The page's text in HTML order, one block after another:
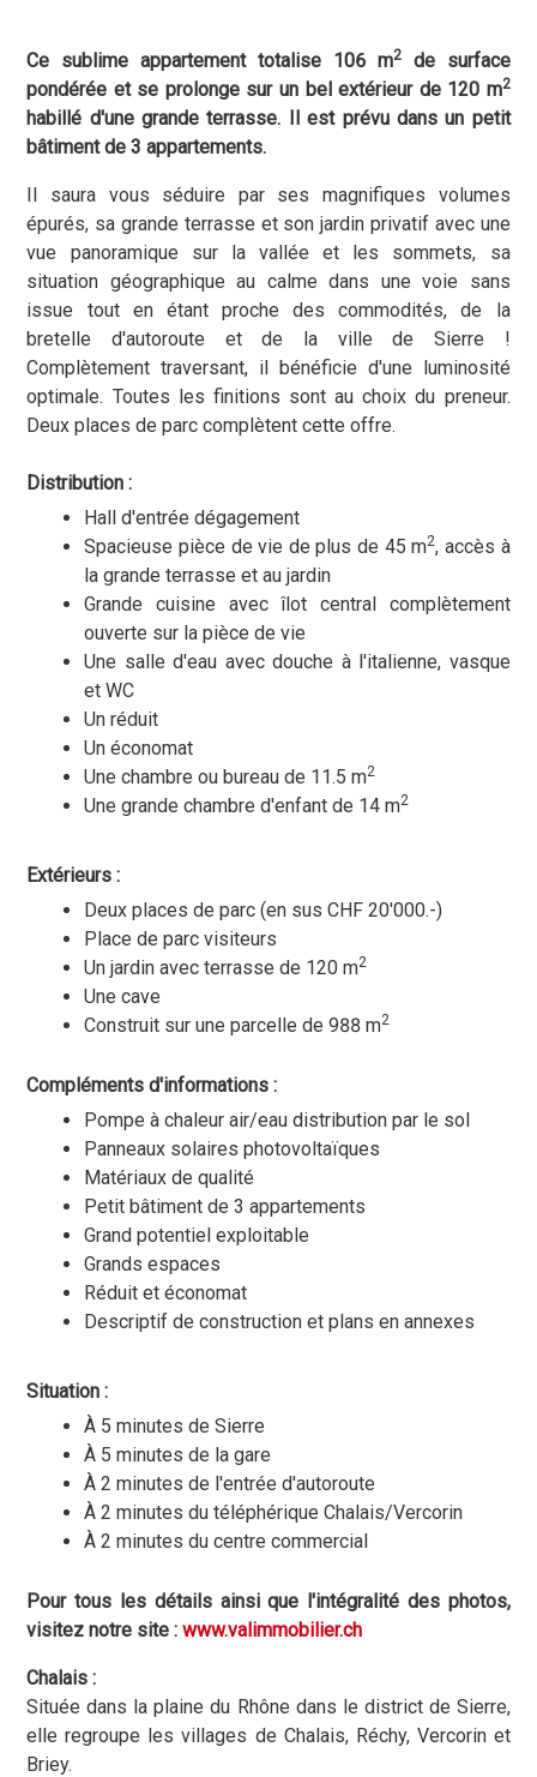
Ce sublime appartement totalise 106 m2de surface
pondérée et se prolonge sur un bel extérieur de 120 m2
habillé d'une grande terrasse. Il est prévu dans un petit
bâtiment de 3 appartements.
Il saura vous séduire par ses magnifiques volumes
épurés, sa grande terrasse et son jardin privatif avec une
vue panoramique sur la vallée et les sommets, sa
situation géographique au calme dans une voie sans
issue tout en étant proche des commodités, de la
bretelle d'autoroute et de la ville de Sierre !
Complètement traversant, il bénéficie d'une luminosité
optimale. Toutes les finitions sont au choix du preneur.
Deux places de parc complètent cette offre.
Distribution :
Hall d'entrée dégagement
Spacieuse pièce de vie de plus de 45 m2, accès à
la grande terrasse et au jardin
Grande cuisine avec îlot central complètement
ouverte sur la pièce de vie
Une salle d'eau avec douche à l'italienne, vasque
et WC
Un réduit
Un économat
Une chambre ou bureau de 11.5 m2
Une grande chambre d'enfant de 14 m2
Extérieurs :
Deux places de parc (en sus CHF 20'000.-)
Place de parc visiteurs
Un jardin avec terrasse de 120 m2
Une cave
Construit sur une parcelle de 988 m2
Compléments d'informations :
Pompe à chaleur air/eau distribution par le sol
Panneaux solaires photovoltaïques
Matériaux de qualité
Petit bâtiment de 3 appartements
Grand potentiel exploitable
Grands espaces
Réduit et économat
Descriptif de construction et plans en annexes
Situation :
À 5 minutes de Sierre
À 5 minutes de la gare
À 2 minutes de l'entrée d'autoroute
À 2 minutes du téléphérique Chalais/Vercorin
À 2 minutes du centre commercial
Pour tous les détails ainsi que l'intégralité des photos,
visitez notre site :www.valimmobilier.ch
Chalais :
Située dans la plaine du Rhône dans le district de Sierre,
elle regroupe les villages de Chalais, Réchy, Vercorin et
Briey.